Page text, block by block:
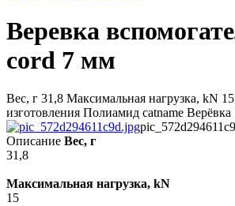
Веревка
cord 7 мм
Вес, г 31,8 Максимальная нагрузка, kN
изготовления Полиамид catname Верёвка
Описание Вес, г
31,8
Максимальная нагрузка, kN
15